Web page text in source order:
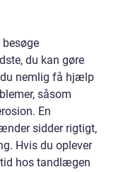
du kan gøre
nemlig få hjælp
såsom
En
sidder rigtigt,
Hvis du oplever
hos tandlægen